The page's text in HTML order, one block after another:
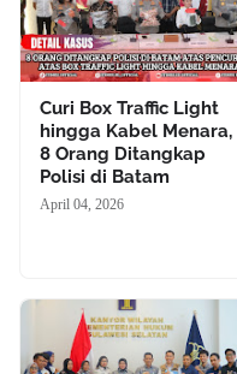
Curi Box Traffic Light
hingga Kabel Menara,
8 Orang Ditangkap
Polisi di Batam
April 04, 2026